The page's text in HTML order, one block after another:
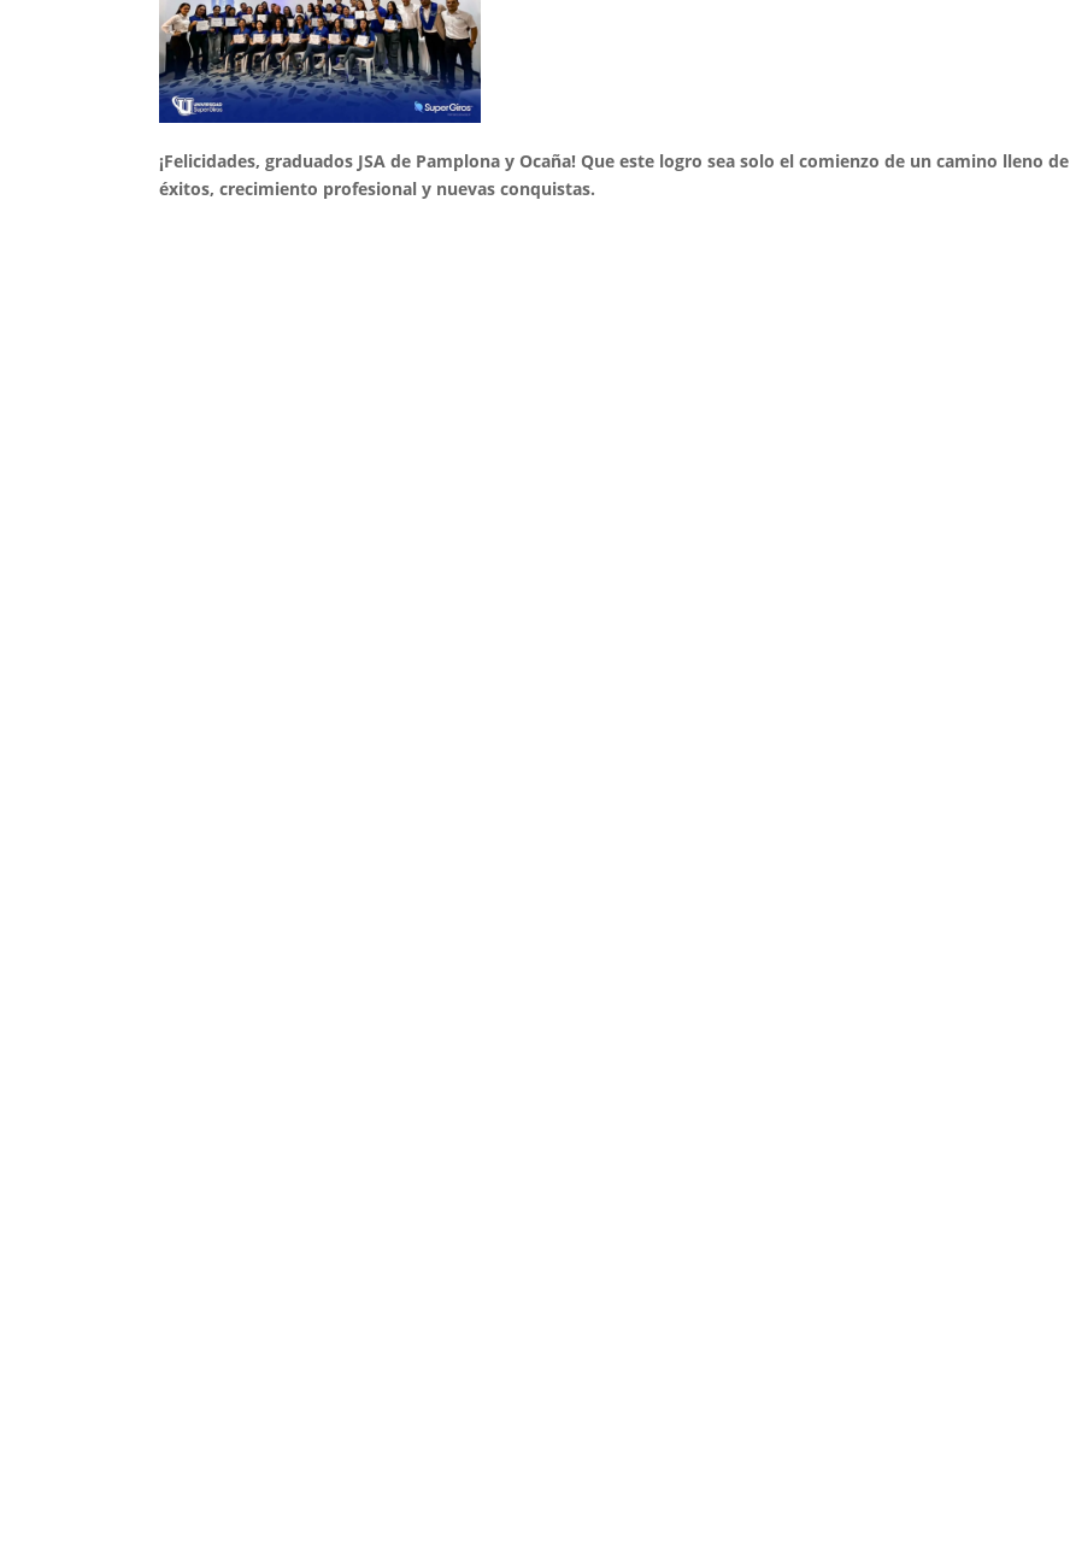
¡Felicidades, graduados JSA de Pamplona y Ocaña! Que este logro sea solo el comienzo de un camino lleno de
éxitos, crecimiento profesional y nuevas conquistas.